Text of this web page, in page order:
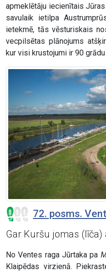
apmeklētāju iecienītais
savulaik ietilpa
ietekmē, tās vēsturiskais
vecpilsētas plānojums
kur visi krustojumi ir 90
72. posms.
Gar Kuršu jomas
No Ventes raga Jūrtaka pa
Klaipēdas virzienā.